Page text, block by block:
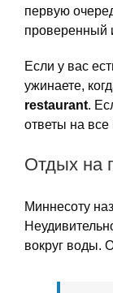
первую
проверенный
Если у вас
ужинаете,
restaurant.
ответы на
Отдых на
Миннесоту
вокруг воды.